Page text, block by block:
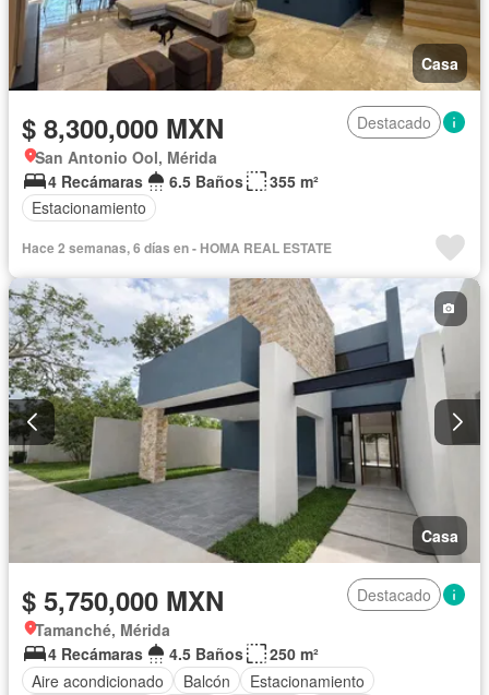
Casa
$ 8,300,000 MXN
Destacado
San Antonio Ool, Mérida
4 Recámaras
6.5 Baños
355 m²
Estacionamiento
Hace 2 semanas, 6 días en - HOMA REAL ESTATE
Casa
$ 5,750,000 MXN
Destacado
Tamanché, Mérida
4 Recámaras
4.5 Baños
250 m²
Aire acondicionado
Balcón
Estacionamiento